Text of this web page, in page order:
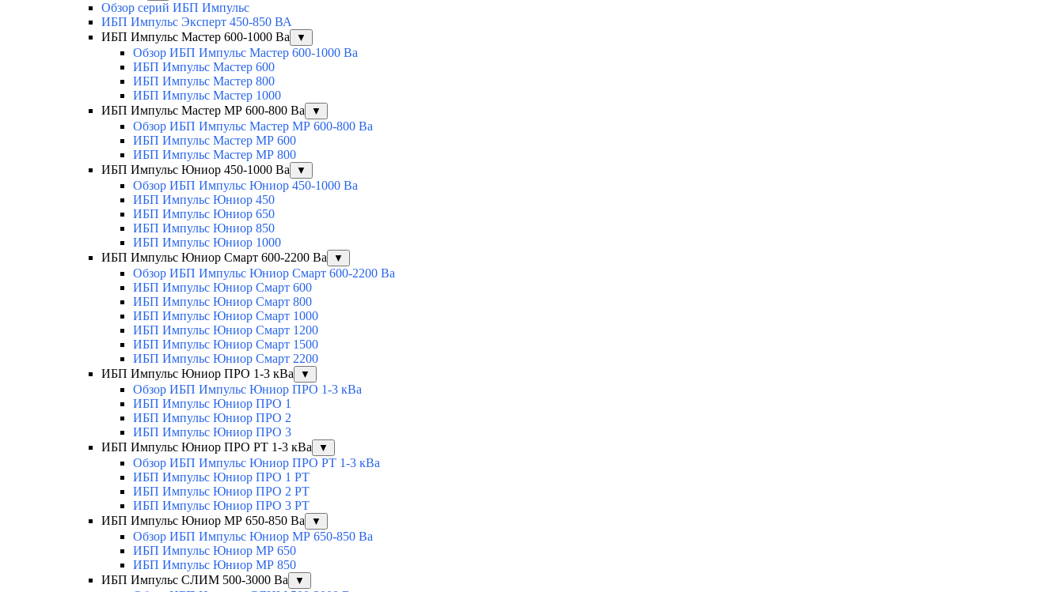
Обзор серий ИБП Импульс
ИБП Импульс Эксперт 450-850 ВА
ИБП Импульс Мастер 600-1000 Ва
▼
Обзор ИБП Импульс Мастер 600-1000 Ва
ИБП Импульс Мастер 600
ИБП Импульс Мастер 800
ИБП Импульс Мастер 1000
ИБП Импульс Мастер МР 600-800 Ва
▼
Обзор ИБП Импульс Мастер МР 600-800 Ва
ИБП Импульс Мастер МР 600
ИБП Импульс Мастер МР 800
ИБП Импульс Юниор 450-1000 Ва
▼
Обзор ИБП Импульс Юниор 450-1000 Ва
ИБП Импульс Юниор 450
ИБП Импульс Юниор 650
ИБП Импульс Юниор 850
ИБП Импульс Юниор 1000
ИБП Импульс Юниор Смарт 600-2200 Ва
▼
Обзор ИБП Импульс Юниор Смарт 600-2200 Ва
ИБП Импульс Юниор Смарт 600
ИБП Импульс Юниор Смарт 800
ИБП Импульс Юниор Смарт 1000
ИБП Импульс Юниор Смарт 1200
ИБП Импульс Юниор Смарт 1500
ИБП Импульс Юниор Смарт 2200
ИБП Импульс Юниор ПРО 1-3 кВа
▼
Обзор ИБП Импульс Юниор ПРО 1-3 кВа
ИБП Импульс Юниор ПРО 1
ИБП Импульс Юниор ПРО 2
ИБП Импульс Юниор ПРО 3
ИБП Импульс Юниор ПРО РТ 1-3 кВа
▼
Обзор ИБП Импульс Юниор ПРО РТ 1-3 кВа
ИБП Импульс Юниор ПРО 1 РТ
ИБП Импульс Юниор ПРО 2 РТ
ИБП Импульс Юниор ПРО 3 РТ
ИБП Импульс Юниор МР 650-850 Ва
▼
Обзор ИБП Импульс Юниор МР 650-850 Ва
ИБП Импульс Юниор МР 650
ИБП Импульс Юниор МР 850
ИБП Импульс СЛИМ 500-3000 Ва
▼